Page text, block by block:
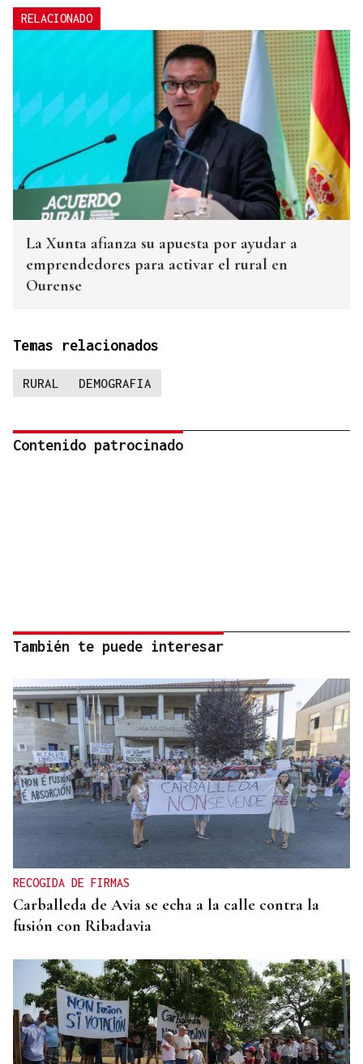
RELACIONADO
La Xunta afianza su apuesta por ayudar a
emprendedores para activar el rural en
Ourense
Temas relacionados
RURAL DEMOGRAFIA
Contenido patrocinado
También te puede interesar
RECOGIDA DE FIRMAS
Carballeda de Avia se echa a la calle contra la
fusión con Ribadavia